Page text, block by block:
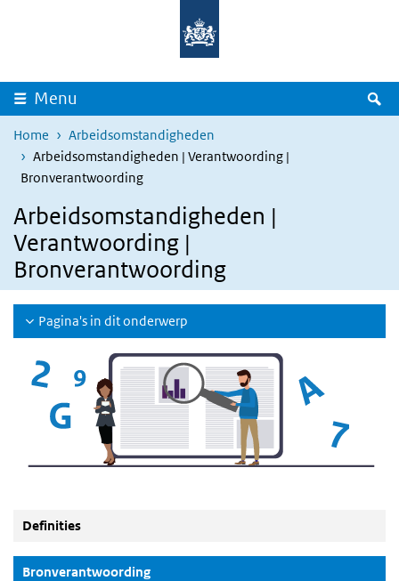
Overslaan en naar de inhoud gaan
Menu
Home
Arbeidsomstandigheden
Arbeidsomstandigheden | Verantwoording |
Bronverantwoording
Arbeidsomstandigheden |
Verantwoording |
Bronverantwoording
Pagina's in dit onderwerp
Definities
Bronverantwoording(Actieve knop)